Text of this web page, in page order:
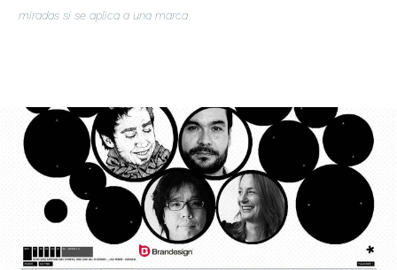
miradas si se aplica a una marca